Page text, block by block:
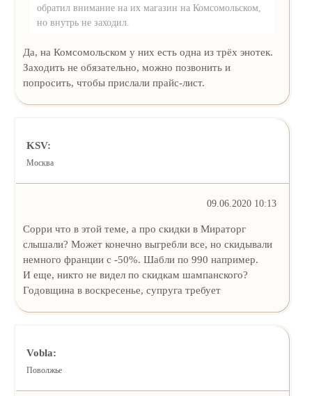
обратил внимание на их магазин на Комсомольском,
но внутрь не заходил.
Да, на Комсомольском у них есть одна из трёх энотек.
Заходить не обязательно, можно позвонить и
попросить, чтобы прислали прайс-лист.
KSV:
Москва
09.06.2020 10:13
Сорри что в этой теме, а про скидки в Мираторг
слышали? Может конечно выгребли все, но скидывали
немного франции с -50%. Шабли по 990 например.
И еще, никто не видел по скидкам шампанского?
Годовщина в воскресенье, супруга требует
Vobla:
Поволжье